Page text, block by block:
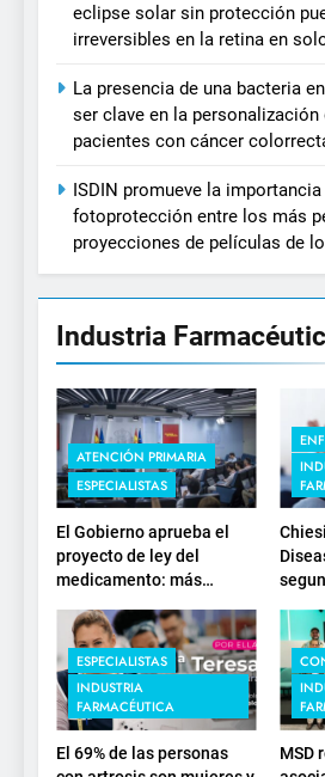
eclipse solar sin protección
irreversibles en la retina en
La presencia de una bacteria
ser clave en la
pacientes con cáncer
ISDIN promueve la
fotoprotección entre los más
proyecciones de películas de
Industria
ATENCIÓN PRIMARIA
ESPECIALISTAS
El Gobierno aprueba el
proyecto de ley del
medicamento: más
sostenibilidad, autonomía
estratégica y
modernización para el
SNS
For
ESPECIALISTAS
INDUSTRIA
FARMACÉUTICA
El 69% de las personas
MSD